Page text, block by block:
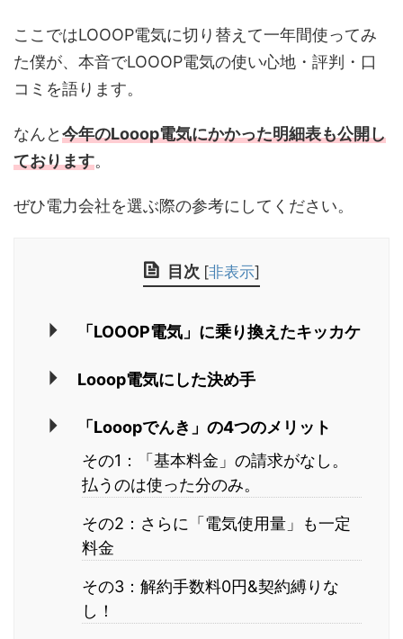
ここではLOOOP電気に切り替えて一年間使ってみ
た僕が、本音でLOOOP電気の使い心地・評判・口
コミを語ります。
なんと今年のLooop電気にかかった明細表も公開し
ております。
ぜひ電力会社を選ぶ際の参考にしてください。
目次 [非表示]
「LOOOP電気」に乗り換えたキッカケ
Looop電気にした決め手
「Looopでんき」の4つのメリット
その1：「基本料金」の請求がなし。
払うのは使った分のみ。
その2：さらに「電気使用量」も一定
料金
その3：解約手数料0円&契約縛りな
し！